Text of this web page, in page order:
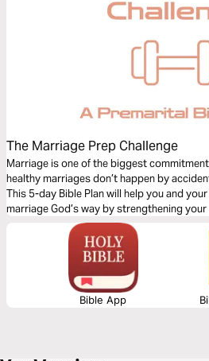
The Marriage Prep Challenge
Marriage is one of the biggest
healthy marriages don’t happen by
This 5-day Bible Plan will help you and
marriage God’s way by strengthening
your spiritual foundation, and helping you
on Christ. Whether you’re newly engaged,
for the future, this plan will challenge and
Bible App